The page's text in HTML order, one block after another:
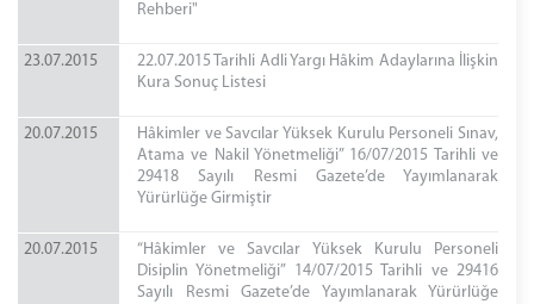
Rehberi"
23.07.2015
22.07.2015 Tarihli Adli Yargı Hâkim Adaylarına İlişkin
Kura Sonuç Listesi
20.07.2015
Hâkimler ve Savcılar Yüksek Kurulu Personeli Sınav,
Atama ve Nakil Yönetmeliği” 16/07/2015 Tarihli ve
29418 Sayılı Resmi Gazete’de Yayımlanarak
Yürürlüğe Girmiştir
20.07.2015
“Hâkimler ve Savcılar Yüksek Kurulu Personeli
Disiplin Yönetmeliği” 14/07/2015 Tarihli ve 29416
Sayılı Resmi Gazete’de Yayımlanarak Yürürlüğe